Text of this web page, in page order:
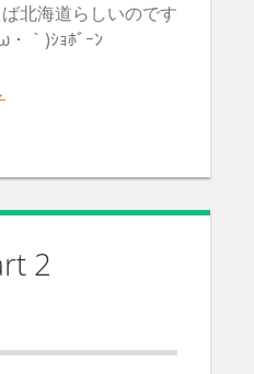
北海道らしいのです
｀)ｼｮﾎﾞｰﾝ
2